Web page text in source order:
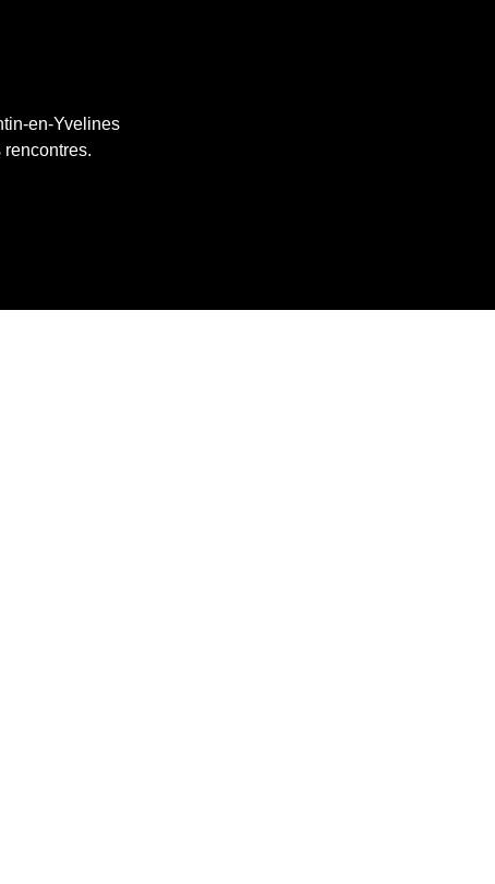
en-Yvelines